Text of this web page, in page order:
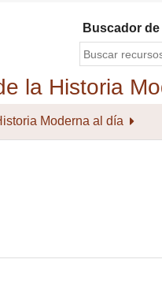
Buscador
Moderna al día